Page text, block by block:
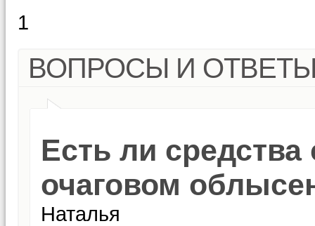
1
ВОПРОСЫ И
Есть ли
очаговом
Наталья